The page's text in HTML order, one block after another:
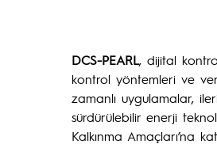
DCS-PEARL, dijital
kontrol yöntemleri ve
zamanlı uygulamalar,
sürdürülebilir enerji
Kalkınma Amaçları’na